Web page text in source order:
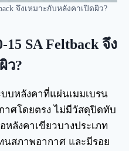
จึงเหมาะกับหลังคาเปิดผิว?
SA Feltback จึง
ว?
บหลังคาที่แผ่นเมมเบรน
าศโดยตรง ไม่มีวัสดุปิดทับ
ลังคาเขียวบางประเภท
สภาพอากาศ และมีรอย